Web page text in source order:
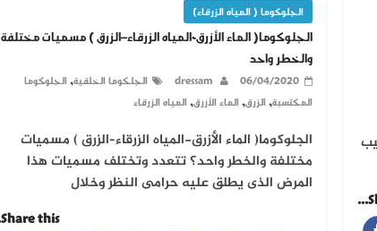
الجلوكوما ( المياه الزرقاء)
الجلوكوما( الماء الأزرق-المياه الزرقاء–الزرق ) مسميات مختلفة
والخطر واحد
06/04/2020
dressam الجلكوما الخلقية,الجلوكوما
المكتسبة,الزرق,الماء الأزرق,المياه الزرقاء
الجلوكوما( الماء الأزرق-المياه الزرقاء–الزرق ) مسميات
مختلفة والخطر واحد؟ تتعدد وتختلف مسميات هذا
المرض الذى يطلق عليه حرامى النظر وخلال
Share this...